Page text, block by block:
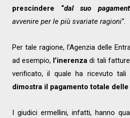
prescindere “dal suo
avvenire per le più svariate ragioni“.
Per tale ragione, l’Agenzia delle
ad esempio, l’inerenza di tali
verificato, il quale ha ricevuto tali
dimostra il pagamento totale
I giudici ermellini, infatti, hanno